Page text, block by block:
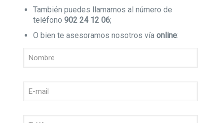
También puedes llamarnos al número de
teléfono 902 24 12 06;
O bien te asesoramos nosotros vía online: